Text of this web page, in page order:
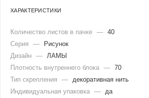
ХАРАКТЕРИСТИКИ
Количество листов в пачке — 40
Серия
—
Рисунок
Дизайн —
ЛАМЫ
Плотность внутреннего блока — 70
Тип скрепления
—
декоративная нить
Индивидуальная упаковка — да